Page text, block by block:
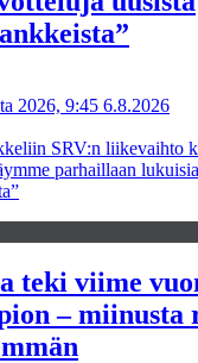
2026, 9:45 6.8.2026
SRV:n liikevaihto
parhaillaan
teki viime
– miinusta